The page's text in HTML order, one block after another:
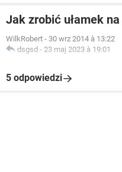
Jak zrobić ułamek
WilkRobert - 30 wrz 2014 à 13:22
dsgsd - 23 maj 2023 à 19:01
5 odpowiedzi